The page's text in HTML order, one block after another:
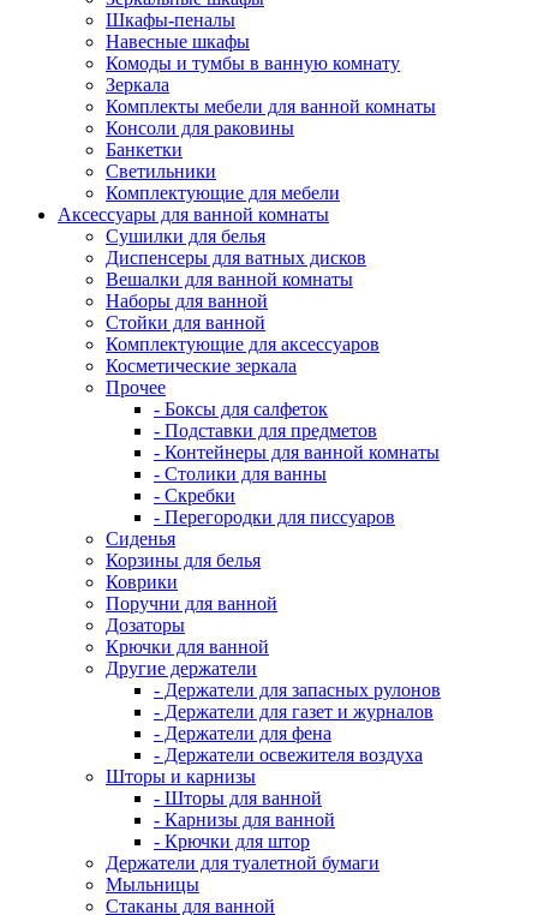
Шкафы-пеналы
Навесные шкафы
Комоды и тумбы в ванную комнату
Зеркала
Комплекты мебели для ванной комнаты
Консоли для раковины
Банкетки
Светильники
Комплектующие для мебели
Аксессуары для ванной комнаты
Сушилки для белья
Диспенсеры для ватных дисков
Вешалки для ванной комнаты
Наборы для ванной
Стойки для ванной
Комплектующие для аксессуаров
Косметические зеркала
Прочее
- Боксы для салфеток
- Подставки для предметов
- Контейнеры для ванной комнаты
- Столики для ванны
- Скребки
- Перегородки для писсуаров
Сиденья
Корзины для белья
Коврики
Поручни для ванной
Дозаторы
Крючки для ванной
Другие держатели
- Держатели для запасных рулонов
- Держатели для газет и журналов
- Держатели для фена
- Держатели освежителя воздуха
Шторы и карнизы
- Шторы для ванной
- Карнизы для ванной
- Крючки для штор
Держатели для туалетной бумаги
Мыльницы
Стаканы для ванной